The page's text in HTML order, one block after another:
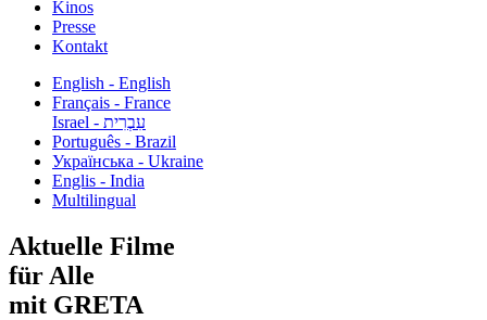
Kinos
Presse
Kontakt
English - English
Français - France
עִבְרִית - Israel
Português - Brazil
Українська - Ukraine
Englis - India
Multilingual
Aktuelle Filme
für Alle
mit GRETA